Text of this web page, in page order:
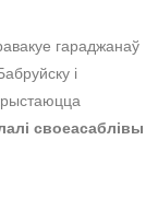
гараджанаў
і
своеасаблівы